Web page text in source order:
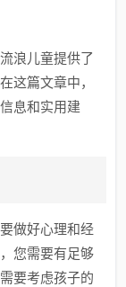
浪儿童提供了
这篇文章中，
息和实用建
做好心理和经
您需要有足够
要考虑孩子的